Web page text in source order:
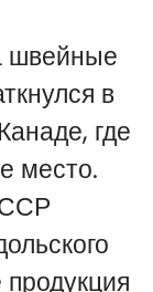
швейные
в
где
место.